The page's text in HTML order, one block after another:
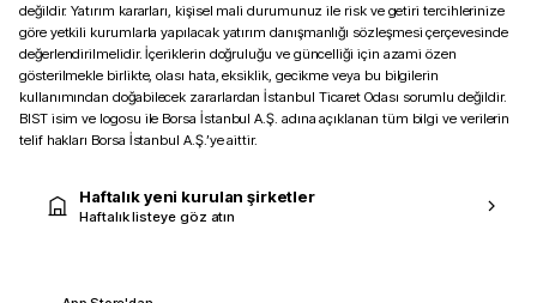
değildir. Yatırım kararları, kişisel mali durumunuz ile risk ve getiri tercihlerinize
göre yetkili kurumlarla yapılacak yatırım danışmanlığı sözleşmesi çerçevesinde
değerlendirilmelidir. İçeriklerin doğruluğu ve güncelliği için azami özen
gösterilmekle birlikte, olası hata, eksiklik, gecikme veya bu bilgilerin
kullanımından doğabilecek zararlardan İstanbul Ticaret Odası sorumlu değildir.
BIST isim ve logosu ile Borsa İstanbul A.Ş. adına açıklanan tüm bilgi ve verilerin
telif hakları Borsa İstanbul A.Ş.’ye aittir.
Haftalık yeni kurulan şirketler
Haftalık listeye göz atın